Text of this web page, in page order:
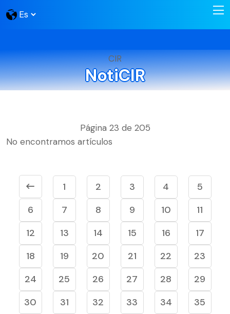
CIR
NotiCIR
Página 23 de 205
No encontramos artículos
1 2 3 4
5
6
7 8 9 10
11
12
13 14 15 16
17
18
19 20 21 22
23
24
25 26 27 28
29
30
31 32 33 34
35